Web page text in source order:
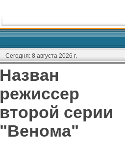
Сегодня: 8 августа 2026 г.
Назван
режиссер
второй серии
"Венома"